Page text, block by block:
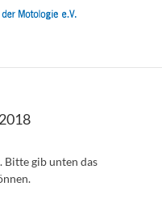
Bitte gib unten das